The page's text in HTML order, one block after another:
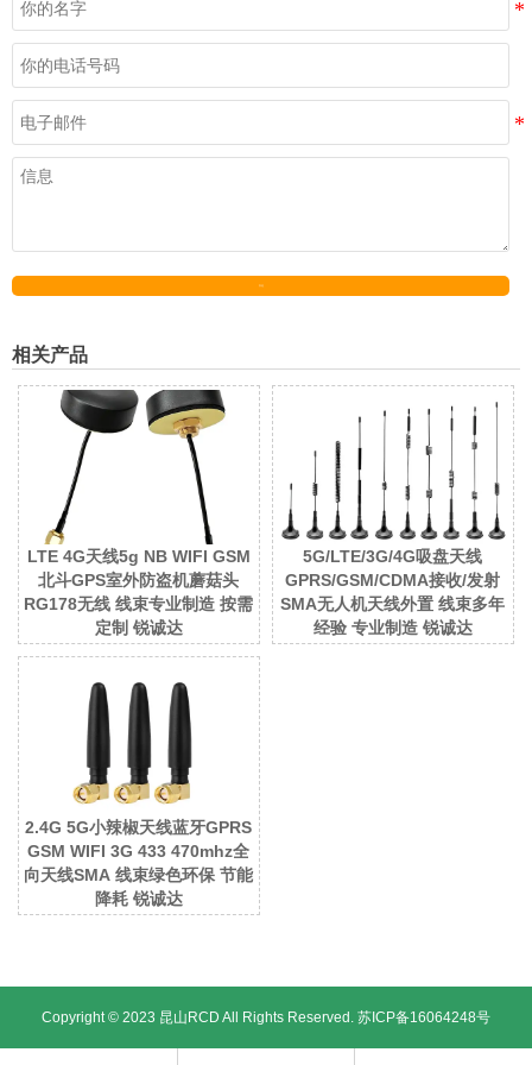
相关产品
LTE 4G天线5g NB WIFI GSM
北斗GPS室外防盗机蘑菇头
RG178无线 线束专业制造 按需
定制 锐诚达
5G/LTE/3G/4G吸盘天线
GPRS/GSM/CDMA接收/发射
SMA无人机天线外置 线束多年
经验 专业制造 锐诚达
2.4G 5G小辣椒天线蓝牙GPRS
GSM WIFI 3G 433 470mhz全
向天线SMA 线束绿色环保 节能
降耗 锐诚达
Copyright © 2023 昆山RCD All Rights Reserved. 苏ICP备16064248号